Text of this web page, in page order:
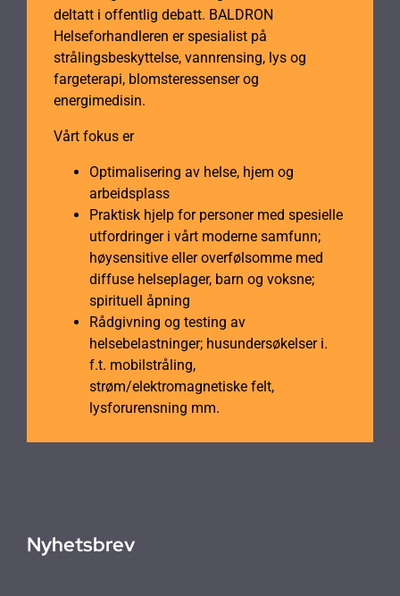
deltatt i offentlig debatt. BALDRON
Helseforhandleren er spesialist på
strålingsbeskyttelse, vannrensing, lys og
fargeterapi, blomsteressenser og
energimedisin.
Vårt fokus er
Optimalisering av helse, hjem og
arbeidsplass
Praktisk hjelp for personer med spesielle
utfordringer i vårt moderne samfunn;
høysensitive eller overfølsomme med
diffuse helseplager, barn og voksne;
spirituell åpning
Rådgivning og testing av
helsebelastninger; husundersøkelser i.
f.t. mobilstråling,
strøm/elektromagnetiske felt,
lysforurensning mm.
Nyhetsbrev